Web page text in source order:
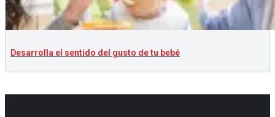
Desarrolla el sentido del gusto de tu bebé